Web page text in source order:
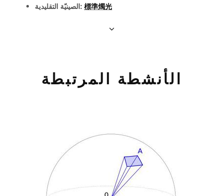
الصينيّة التقليدية: 標準燭光
الأنشطة المرتبطة